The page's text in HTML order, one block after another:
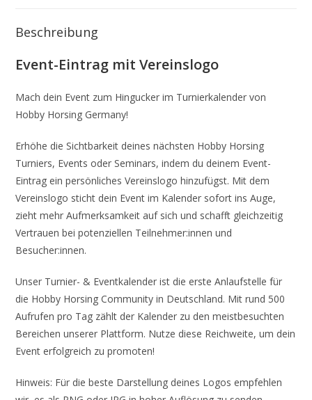
Beschreibung
Event-Eintrag mit Vereinslogo
Mach dein Event zum Hingucker im Turnierkalender von
Hobby Horsing Germany!
Erhöhe die Sichtbarkeit deines nächsten Hobby Horsing
Turniers, Events oder Seminars, indem du deinem Event-
Eintrag ein persönliches Vereinslogo hinzufügst. Mit dem
Vereinslogo sticht dein Event im Kalender sofort ins Auge,
zieht mehr Aufmerksamkeit auf sich und schafft gleichzeitig
Vertrauen bei potenziellen Teilnehmer:innen und
Besucher:innen.
Unser Turnier- & Eventkalender ist die erste Anlaufstelle für
die Hobby Horsing Community in Deutschland. Mit rund 500
Aufrufen pro Tag zählt der Kalender zu den meistbesuchten
Bereichen unserer Plattform. Nutze diese Reichweite, um dein
Event erfolgreich zu promoten!
Hinweis: Für die beste Darstellung deines Logos empfehlen